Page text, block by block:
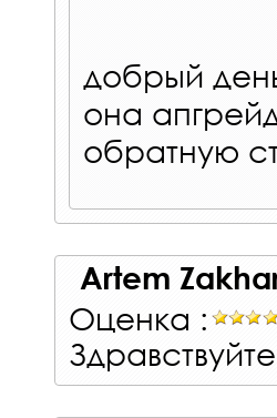
добрый
она
обратную
Artem
Оценка :